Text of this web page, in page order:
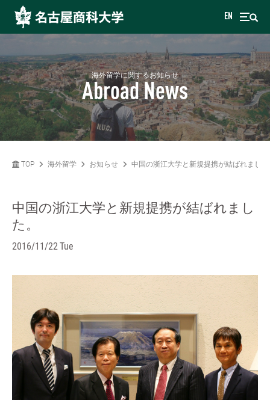
EN
海外留学に関するお知らせ
Abroad News
TOP 海外留学 お知らせ 中国の浙江大学と新規提携が結ばれました
中国の浙江大学と新規提携が結ばれまし
た。
2016/11/22 Tue